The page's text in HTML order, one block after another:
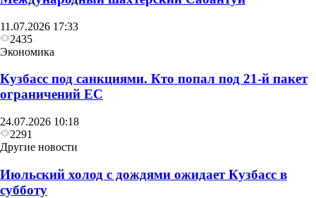
11.07.2026 17:33
2435
Экономика
Кузбасс под санкциями. Кто попал под 21‑й пакет
ограничений ЕС
24.07.2026 10:18
2291
Другие новости
Июльский холод с дождями ожидает Кузбасс в
субботу